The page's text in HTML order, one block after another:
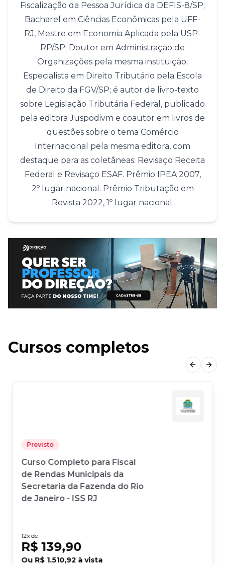
Fiscalização da Pessoa Jurídica da DEFIS-8/SP;
Bacharel em Ciências Econômicas pela UFF-
RJ, Mestre em Economia Aplicada pela USP-
RP/SP; Doutor em Administração de
Organizações pela mesma instituição;
Especialista em Direito Tributário pela Escola
de Direito da FGV/SP; é autor de livro-texto
sobre Legislação Tributária Federal, publicado
pela editora Juspodivm e coautor em livros de
questões sobre o tema Comércio
Internacional pela mesma editora, com
destaque para as coletâneas: Revisaço Receita
Federal e Revisaço ESAF. Prêmio IPEA 2007,
2º lugar nacional. Prêmio Tributação em
Revista 2022, 1º lugar nacional.
Cursos completos
Previsto
Curso Completo para Fiscal
de Rendas Municipais da
Secretaria da Fazenda do Rio
de Janeiro - ISS RJ
12x de
R$ 139,90
Ou R$ 1.510,92 à vista